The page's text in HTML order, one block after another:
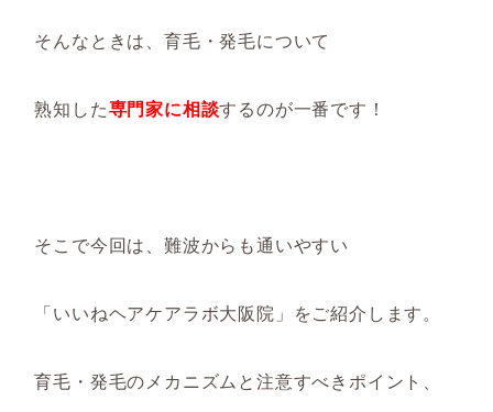
そんなときは、育毛・発毛について
熟知した専門家に相談するのが一番です！
そこで今回は、難波からも通いやすい
「いいねヘアケアラボ大阪院」をご紹介します。
育毛・発毛のメカニズムと注意すべきポイント、